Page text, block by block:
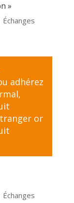
»
Échanges
adhérez
,
or
Échanges